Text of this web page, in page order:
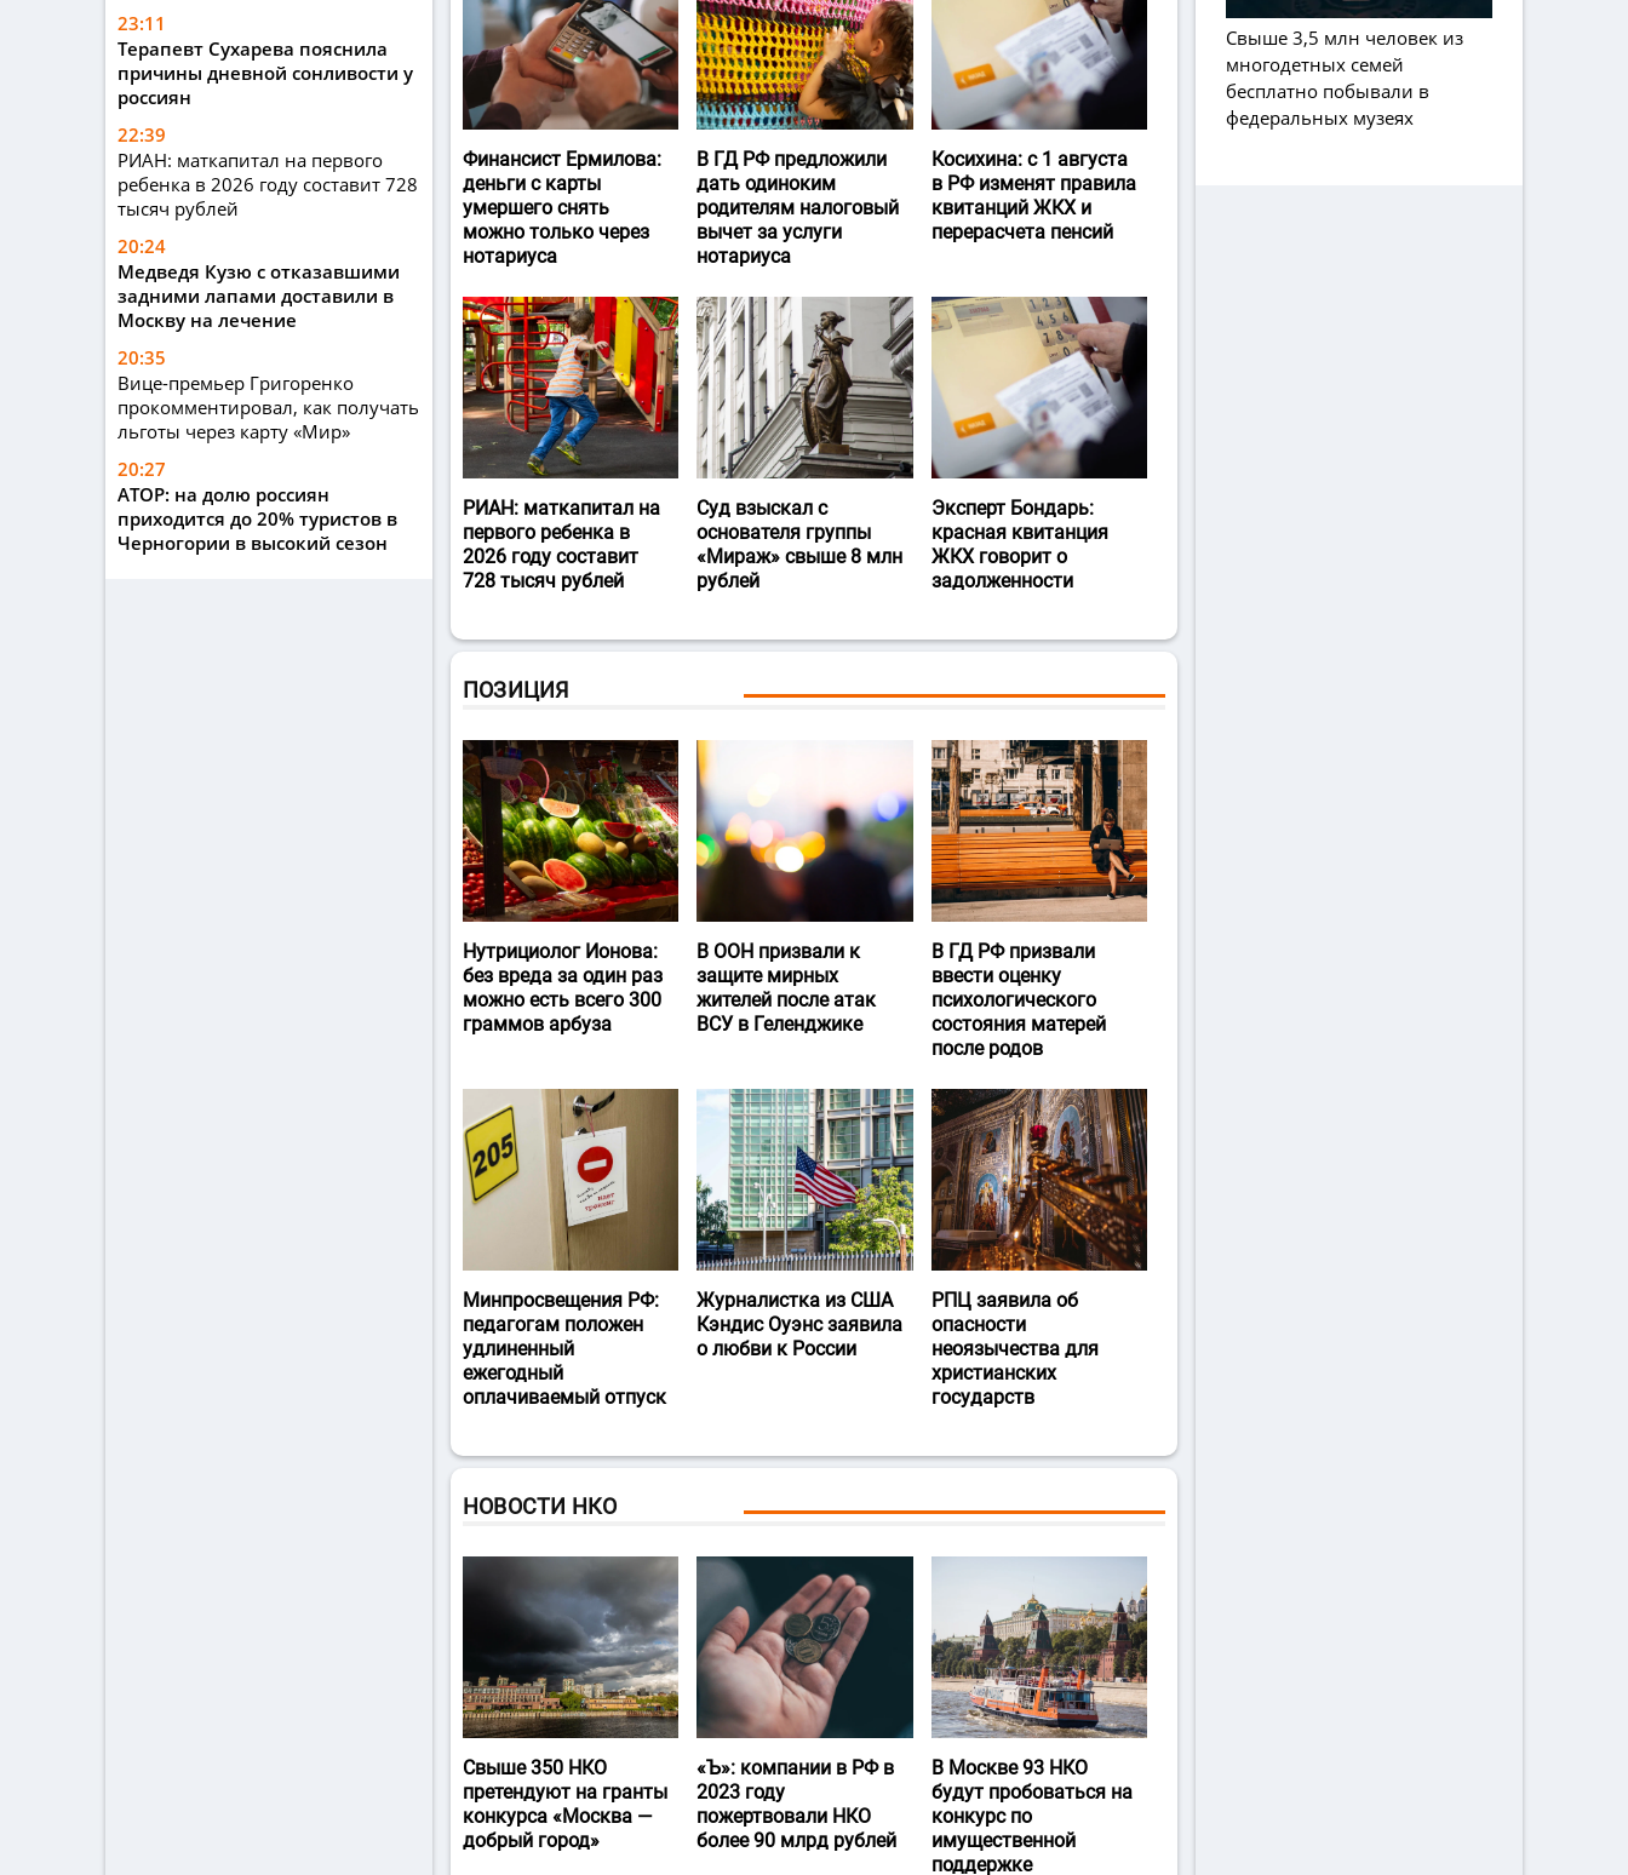
23:11
Терапевт Сухарева пояснила
причины дневной сонливости у
россиян
22:39
РИАН: маткапитал на первого
ребенка в 2026 году составит 728
тысяч рублей
20:24
Медведя Кузю с отказавшими
задними лапами доставили в
Москву на лечение
20:35
Вице-премьер Григоренко
прокомментировал, как получать
льготы через карту «Мир»
20:27
АТОР: на долю россиян
приходится до 20% туристов в
Черногории в высокий сезон
Финансист Ермилова:
деньги с карты
умершего снять
можно только через
нотариуса
В ГД РФ предложили
дать одиноким
родителям налоговый
вычет за услуги
нотариуса
Косихина: с 1 августа
в РФ изменят правила
квитанций ЖКХ и
перерасчета пенсий
РИАН: маткапитал на
первого ребенка в
2026 году составит
728 тысяч рублей
Суд взыскал с
основателя группы
«Мираж» свыше 8 млн
рублей
Эксперт Бондарь:
красная квитанция
ЖКХ говорит о
задолженности
ПОЗИЦИЯ
Нутрициолог Ионова:
без вреда за один раз
можно есть всего 300
граммов арбуза
В ООН призвали к
защите мирных
жителей после атак
ВСУ в Геленджике
В ГД РФ призвали
ввести оценку
психологического
состояния матерей
после родов
Минпросвещения РФ:
педагогам положен
удлиненный
ежегодный
оплачиваемый отпуск
Журналистка из США
Кэндис Оуэнс заявила
о любви к России
РПЦ заявила об
опасности
неоязычества для
христианских
государств
НОВОСТИ НКО
Свыше 350 НКО
претендуют на гранты
конкурса «Москва —
добрый город»
«Ъ‎»: компании в РФ в
2023 году
пожертвовали НКО
более 90 млрд рублей
В Москве 93 НКО
будут пробоваться на
конкурс по
имущественной
поддержке
Свыше 3,5 млн человек из
многодетных семей
бесплатно побывали в
федеральных музеях